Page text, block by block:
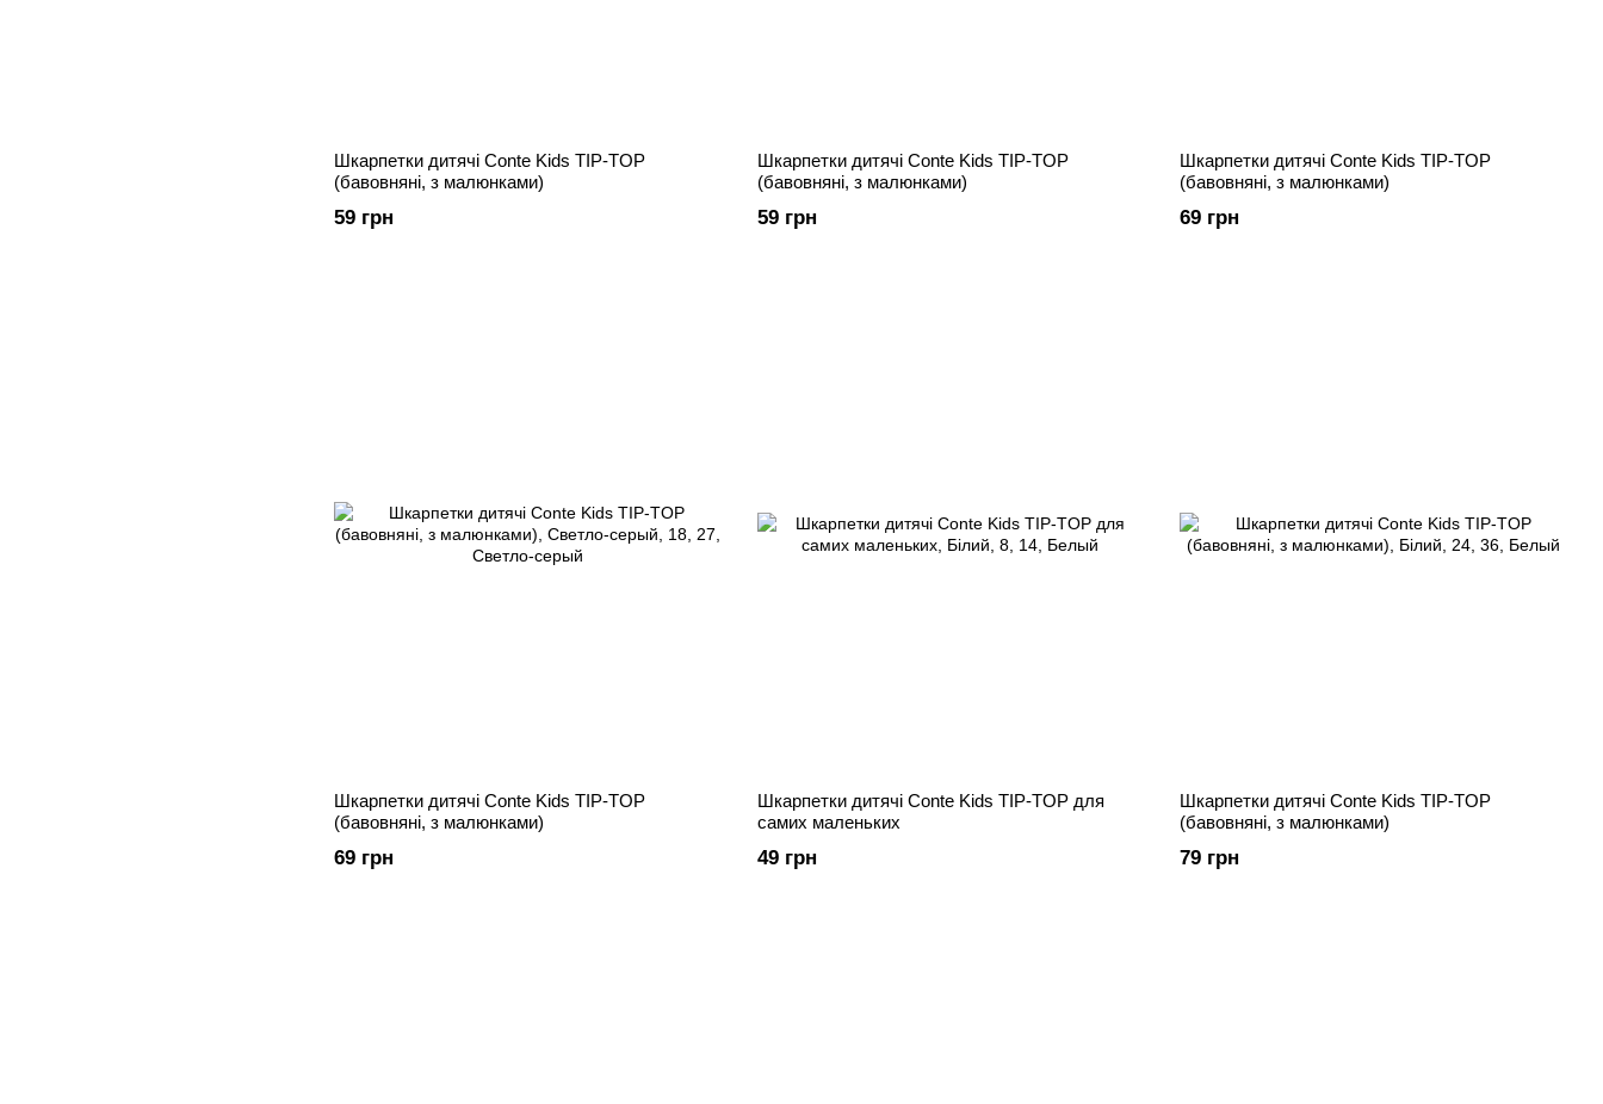
Шкарпетки дитячі Conte Kids TIP-TOP
(бавовняні, з малюнками)
59 грн
Шкарпетки дитячі Conte Kids TIP-TOP
(бавовняні, з малюнками)
59 грн
Шкарпетки дитячі Conte Kids TIP-TOP
(бавовняні, з малюнками)
69 грн
Шкарпетки дитячі Conte Kids TIP-TOP
(бавовняні, з малюнками)
69 грн
Шкарпетки дитячі Conte Kids TIP-TOP для
самих маленьких
49 грн
Шкарпетки дитячі Conte Kids TIP-TOP
(бавовняні, з малюнками)
79 грн